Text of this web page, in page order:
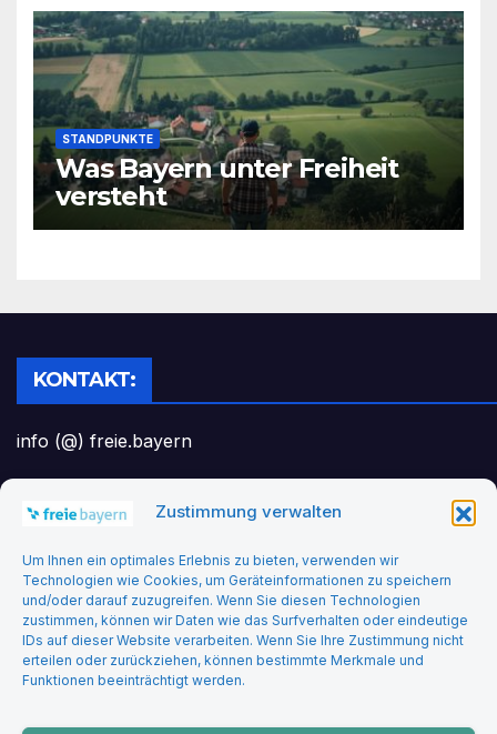
Zustimmung verwalten
Um Ihnen ein optimales Erlebnis zu bieten, verwenden wir
Technologien wie Cookies, um Geräteinformationen zu speichern
und/oder darauf zuzugreifen. Wenn Sie diesen Technologien
zustimmen, können wir Daten wie das Surfverhalten oder eindeutige
IDs auf dieser Website verarbeiten. Wenn Sie Ihre Zustimmung nicht
erteilen oder zurückziehen, können bestimmte Merkmale und
Funktionen beeinträchtigt werden.
STANDPUNKTE
Was Bayern unter Freiheit
versteht
KONTAKT:
info (@) freie.bayern
Freie Bayern